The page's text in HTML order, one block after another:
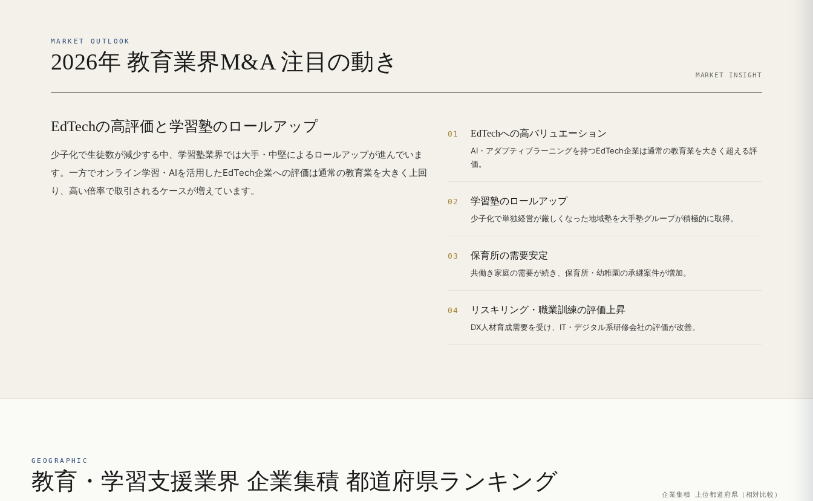
MARKET OUTLOOK
2026年 教育業界M&A 注目の動き
MARKET INSIGHT
EdTechの高評価と学習塾のロールアップ
少子化で生徒数が減少する中、学習塾業界では大手・中堅によるロールアップが進んでいま
す。一方でオンライン学習・AIを活用したEdTech企業への評価は通常の教育業を大きく上回
り、高い倍率で取引されるケースが増えています。
01 EdTechへの高バリュエーション
AI・アダプティブラーニングを持つEdTech企業は通常の教育業を大きく超える評
価。
02 学習塾のロールアップ
少子化で単独経営が厳しくなった地域塾を大手塾グループが積極的に取得。
03 保育所の需要安定
共働き家庭の需要が続き、保育所・幼稚園の承継案件が増加。
04 リスキリング・職業訓練の評価上昇
DX人材育成需要を受け、IT・デジタル系研修会社の評価が改善。
GEOGRAPHIC
教育・学習支援業界 企業集積 都道府県ランキング
企業集積 上位都道府県（相対比較）